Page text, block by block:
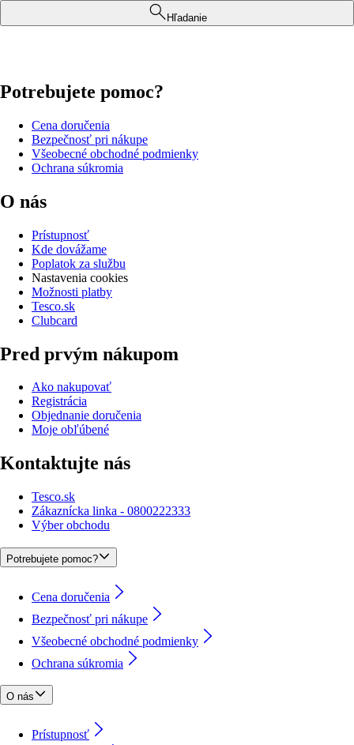
Hľadanie
Potrebujete pomoc?
Cena doručenia
Bezpečnosť pri nákupe
Všeobecné obchodné podmienky
Ochrana súkromia
O nás
Prístupnosť
Kde dovážame
Poplatok za službu
Nastavenia cookies
Možnosti platby
Tesco.sk
Clubcard
Pred prvým nákupom
Ako nakupovať
Registrácia
Objednanie doručenia
Moje obľúbené
Kontaktujte nás
Tesco.sk
Zákaznícka linka - 0800222333
Výber obchodu
Potrebujete pomoc?
Cena doručenia
Bezpečnosť pri nákupe
Všeobecné obchodné podmienky
Ochrana súkromia
O nás
Prístupnosť